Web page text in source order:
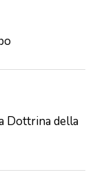
Dottrina della